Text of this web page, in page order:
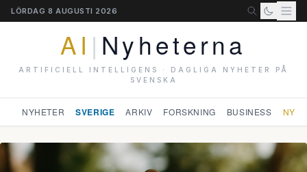
LÖRDAG 8 AUGUSTI 2026
AI | Nyheterna
ARTIFICIELL INTELLIGENS · DAGLIGA NYHETER PÅ
SVENSKA
NYHETER SVERIGE ARKIV FORSKNING BUSINESS